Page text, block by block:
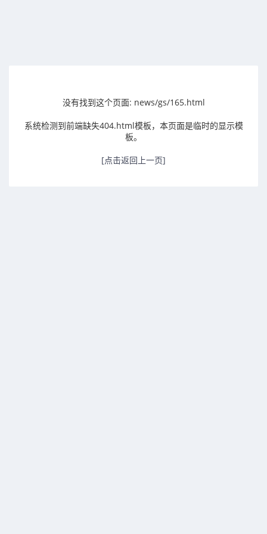
没有找到这个页面: news/gs/165.html
系统检测到前端缺失404.html模板，本页面是临时的显示模
板。
[点击返回上一页]